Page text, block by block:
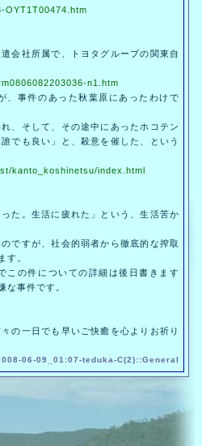
OYT1T00474.htm
会社所属で、トヨタグループの関東自
n1.htm
事件のあった秋葉原にあったわけで
、そして、その途中にあったホコテン
でも良い」と、殺意を催した、という
kanto_koshinetsu/index.html
た。生活に疲れた」という、生活苦か
ですが、社会的弱者から徹底的な搾取
す。
の件についての詳細は後日書きます
な事件です。
の一日でも早いご快癒を心よりお祈り
06-09_01:07-teduka-C(2)::General